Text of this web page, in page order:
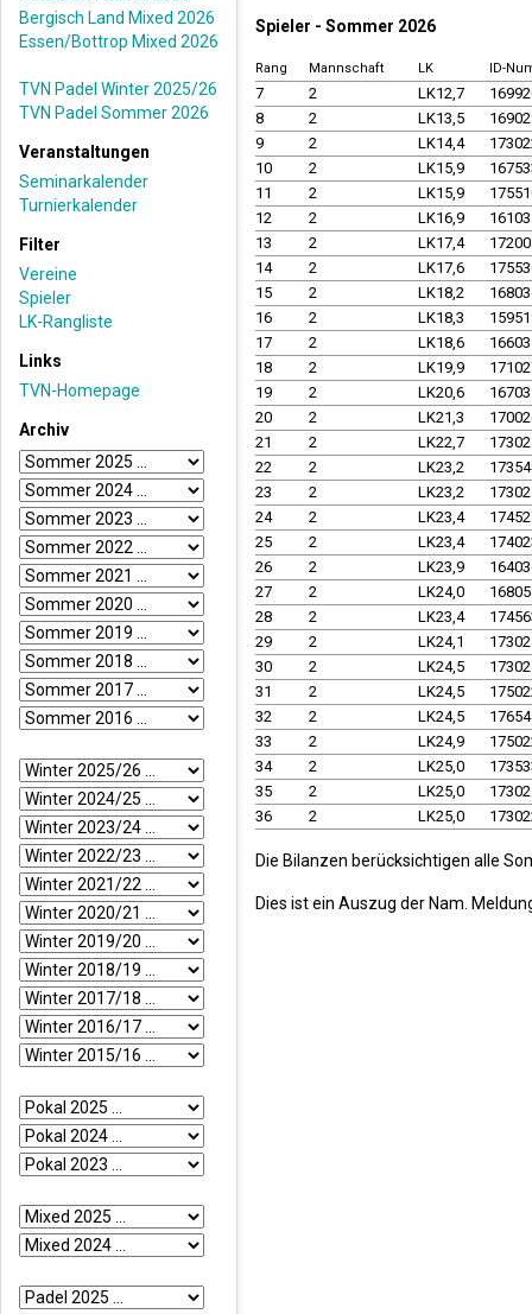
Bergisch Land Mixed 2026
Essen/Bottrop Mixed 2026
TVN Padel Winter 2025/26
TVN Padel Sommer 2026
Veranstaltungen
Seminarkalender
Turnierkalender
Filter
Vereine
Spieler
LK-Rangliste
Links
TVN-Homepage
Archiv
Spieler - Sommer 2026
Rang Mannschaft LK ID-
7 2 LK12,7
8
2 LK13,5
9
2 LK14,4
10
2 LK15,9
11
2 LK15,9
12
2 LK16,9
13
2 LK17,4
14
2 LK17,6
15
2 LK18,2
16
2 LK18,3
17
2 LK18,6
18
2 LK19,9
19
2 LK20,6
20
2 LK21,3
21
2 LK22,7
22
2 LK23,2
23
2 LK23,2
24
2 LK23,4
25
2 LK23,4
26
2 LK23,9
27
2 LK24,0
28
2 LK23,4
29
2 LK24,1
30
2 LK24,5
31
2 LK24,5
32
2 LK24,5
33
2 LK24,9
34
2 LK25,0
35
2 LK25,0
36
2 LK25,0
Die Bilanzen berücksichtigen alle
Dies ist ein Auszug der Nam.